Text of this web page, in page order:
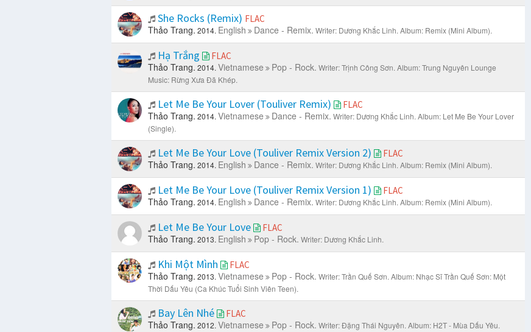
She Rocks (Remix) FLAC
Thảo Trang. 2014. English Dance - Remix. Writer: Dương Khắc Linh. Album: Remix (Mini Album).
Hạ Trắng FLAC
Thảo Trang. 2014. Vietnamese Pop - Rock. Writer: Trịnh Công Sơn. Album: Trung Nguyên Lounge
Music: Rừng Xưa Đã Khép.
Let Me Be Your Lover (Touliver Remix) FLAC
Thảo Trang. 2014. Vietnamese Dance - Remix. Writer: Dương Khắc Linh. Album: Let Me Be Your Lover
(Single).
Let Me Be Your Love (Touliver Remix Version 2) FLAC
Thảo Trang. 2014. English Dance - Remix. Writer: Dương Khắc Linh. Album: Remix (Mini Album).
Let Me Be Your Love (Touliver Remix Version 1) FLAC
Thảo Trang. 2014. English Dance - Remix. Writer: Dương Khắc Linh. Album: Remix (Mini Album).
Let Me Be Your Love FLAC
Thảo Trang. 2013. English Pop - Rock. Writer: Dương Khắc Linh.
Khi Một Mình FLAC
Thảo Trang. 2013. Vietnamese Pop - Rock. Writer: Trần Quế Sơn. Album: Nhạc Sĩ Trần Quế Sơn: Một
Thời Dấu Yêu (Ca Khúc Tuổi Sinh Viên Teen).
Bay Lên Nhé FLAC
Thảo Trang. 2012. Vietnamese Pop - Rock. Writer: Đặng Thái Nguyên. Album: H2T - Mùa Dấu Yêu.